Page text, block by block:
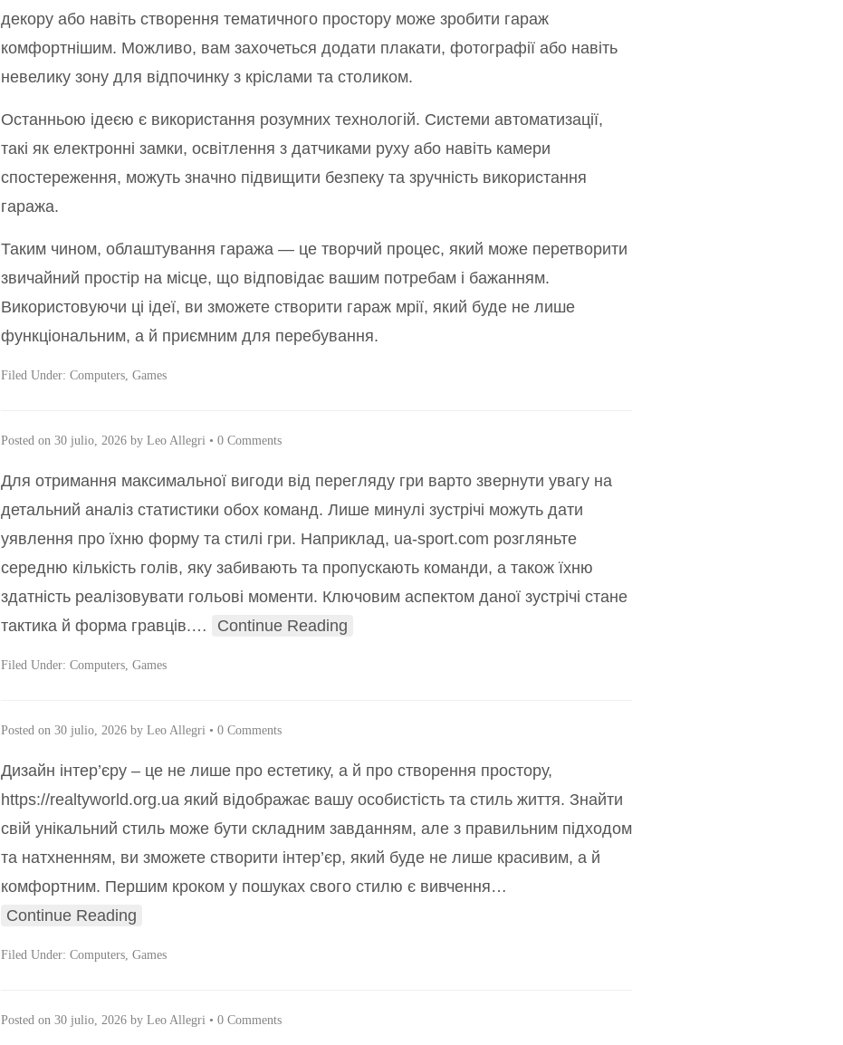
декору або навіть створення тематичного простору може зробити гараж
комфортнішим. Можливо, вам захочеться додати плакати, фотографії або навіть
невелику зону для відпочинку з кріслами та столиком.
Останньою ідеєю є використання розумних технологій. Системи автоматизації,
такі як електронні замки, освітлення з датчиками руху або навіть камери
спостереження, можуть значно підвищити безпеку та зручність використання
гаража.
Таким чином, облаштування гаража — це творчий процес, який може перетворити
звичайний простір на місце, що відповідає вашим потребам і бажанням.
Використовуючи ці ідеї, ви зможете створити гараж мрії, який буде не лише
функціональним, а й приємним для перебування.
Filed Under: Computers, Games
Posted on 30 julio, 2026by Leo Allegri• 0 Comments
Для отримання максимальної вигоди від перегляду гри варто звернути увагу на
детальний аналіз статистики обох команд. Лише минулі зустрічі можуть дати
уявлення про їхню форму та стилі гри. Наприклад, ua-sport.com розгляньте
середню кількість голів, яку забивають та пропускають команди, а також їхню
здатність реалізовувати гольові моменти. Ключовим аспектом даної зустрічі стане
тактика й форма гравців.… Continue Reading
Filed Under: Computers, Games
Posted on 30 julio, 2026by Leo Allegri• 0 Comments
Дизайн інтер’єру – це не лише про естетику, а й про створення простору,
https://realtyworld.org.ua який відображає вашу особистість та стиль життя. Знайти
свій унікальний стиль може бути складним завданням, але з правильним підходом
та натхненням, ви зможете створити інтер’єр, який буде не лише красивим, а й
комфортним. Першим кроком у пошуках свого стилю є вивчення…
Continue Reading
Filed Under: Computers, Games
Posted on 30 julio, 2026by Leo Allegri• 0 Comments